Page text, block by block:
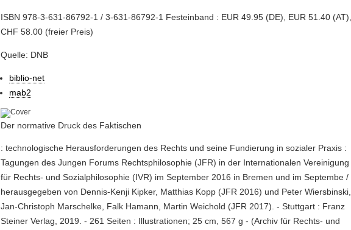
ISBN 978-3-631-86792-1 / 3-631-86792-1 Festeinband : EUR 49.95 (DE), EUR 51.40 (AT),
CHF 58.00 (freier Preis)
Quelle: DNB
biblio-net
mab2
Der normative Druck des Faktischen
: technologische Herausforderungen des Rechts und seine Fundierung in sozialer Praxis :
Tagungen des Jungen Forums Rechtsphilosophie (JFR) in der Internationalen Vereinigung
für Rechts- und Sozialphilosophie (IVR) im September 2016 in Bremen und im Septembe /
herausgegeben von Dennis-Kenji Kipker, Matthias Kopp (JFR 2016) und Peter Wiersbinski,
Jan-Christoph Marschelke, Falk Hamann, Martin Weichold (JFR 2017). - Stuttgart : Franz
Steiner Verlag, 2019. - 261 Seiten : Illustrationen; 25 cm, 567 g - (Archiv für Rechts- und